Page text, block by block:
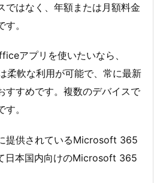
ではなく、年額または月額料金
。
アプリを使いたいなら、
軟な利用が可能で、常に最新
すすめです。複数のデバイスで
。
提供されているMicrosoft 365
日本国内向けのMicrosoft 365